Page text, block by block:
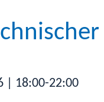
| 18:00-22:00